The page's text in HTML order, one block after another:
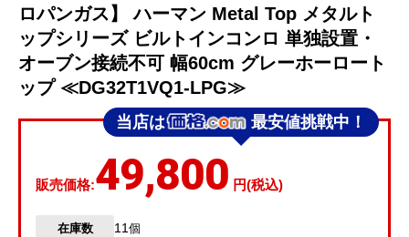
ロパンガス】 ハーマン Metal Top メタルト
ップシリーズ ビルトインコンロ 単独設置・
オーブン接続不可 幅60cm グレーホーロート
ップ ≪DG32T1VQ1-LPG≫
当店は 最安値挑戦中！
販売価格:49,800 円(税込)
在庫数 11個